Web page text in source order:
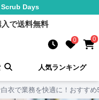
Scrub Days
で送料無料
0 0
人気ランキング
衣で業務を快適に！おすすめ